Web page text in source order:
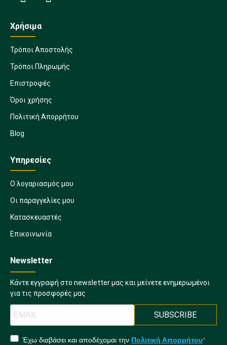
Χρήσιμα
Τρόποι Αποστολής
Τρόποι Πληρωμής
Επιστροφές
Όροι χρήσης
Πολιτική Απορρήτου
Blog
Υπηρεσίες
Ο λογαριασμός μου
Οι παραγγελίες μου
Κατασκευαστές
Επικοινωνία
Newsletter
Κάντε εγγραφή στο newsletter μας και μείνετε ενημερωμένοι
για τις προσφορές μας
SUBSCRIBE
Έχω διαβάσει και αποδέχομαι την Πολιτική Απορρήτου